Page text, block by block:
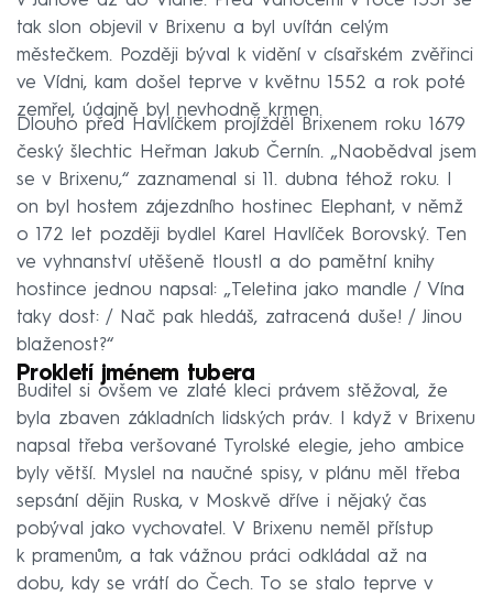
tak slon objevil v Brixenu a byl uvítán celým
městečkem. Později býval k vidění v císařském zvěřinci
ve Vídni, kam došel teprve v květnu 1552 a rok poté
zemřel, údajně byl nevhodně krmen.
Dlouho před Havlíčkem projížděl Brixenem roku 1679
český šlechtic Heřman Jakub Černín. „Naobědval jsem
se v Brixenu,“ zaznamenal si 11. dubna téhož roku. I
on byl hostem zájezdního hostinec Elephant, v němž
o 172 let později bydlel Karel Havlíček Borovský. Ten
ve vyhnanství utěšeně tloustl a do pamětní knihy
hostince jednou napsal: „Teletina jako mandle / Vína
taky dost: / Nač pak hledáš, zatracená duše! / Jinou
blaženost?“
Prokletí jménem tubera
Buditel si ovšem ve zlaté kleci právem stěžoval, že
byla zbaven základních lidských práv. I když v Brixenu
napsal třeba veršované Tyrolské elegie, jeho ambice
byly větší. Myslel na naučné spisy, v plánu měl třeba
sepsání dějin Ruska, v Moskvě dříve i nějaký čas
pobýval jako vychovatel. V Brixenu neměl přístup
k pramenům, a tak vážnou práci odkládal až na
dobu, kdy se vrátí do Čech. To se stalo teprve v